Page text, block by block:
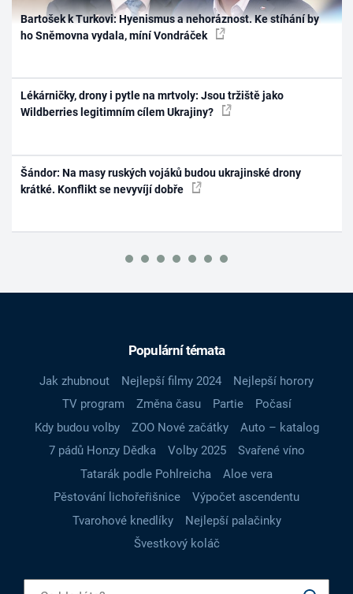
Bartošek k Turkovi: Hyenismus a nehoráznost. Ke stíhání by
ho Sněmovna vydala, míní Vondráček
Lékárničky, drony i pytle na mrtvoly: Jsou tržiště jako
Wildberries legitimním cílem Ukrajiny?
Šándor: Na masy ruských vojáků budou ukrajinské drony
krátké. Konflikt se nevyvíjí dobře
Populární témata
Jak zhubnout Nejlepší filmy 2024
Nejlepší horory
TV program
Změna času Partie
Počasí
Kdy budou volby
ZOO Nové začátky
Auto – katalog
7 pádů Honzy Dědka
Volby 2025
Svařené víno
Tatarák podle Pohlreicha
Aloe vera
Pěstování lichořeřišnice
Výpočet ascendentu
Tvarohové knedlíky
Nejlepší palačinky
Švestkový koláč